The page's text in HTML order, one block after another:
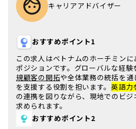
キャリアアドバイザー
おすすめポイント1
この求人はベトナムのホーチミン
ポジションです。 グローバルな経験
規顧客の開拓や全体業務の統括を
を支援する役割を担います。英語力
の連携を図りながら、現地でのビ
求められます。
おすすめポイント2